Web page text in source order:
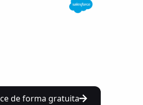
de forma gratuita